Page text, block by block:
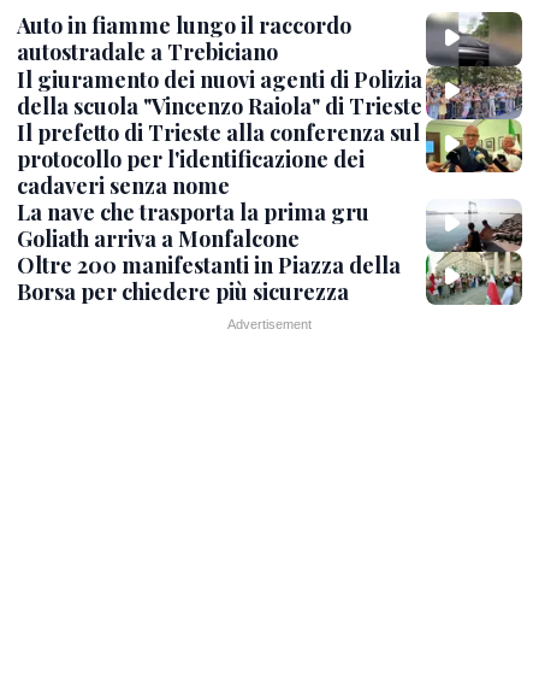
Auto in fiamme lungo il raccordo
autostradale a Trebiciano
Il giuramento dei nuovi agenti di Polizia
della scuola "Vincenzo Raiola" di Trieste
Il prefetto di Trieste alla conferenza sul
protocollo per l'identificazione dei
cadaveri senza nome
La nave che trasporta la prima gru
Goliath arriva a Monfalcone
Oltre 200 manifestanti in Piazza della
Borsa per chiedere più sicurezza